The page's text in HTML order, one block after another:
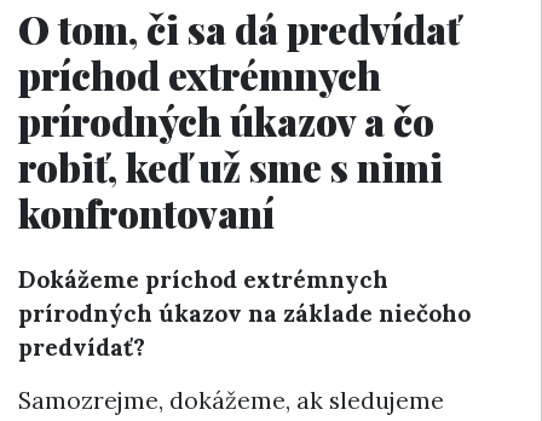
O tom, či sa dá predvídať
príchod extrémnych
prírodných úkazov a čo
robiť, keď už sme s nimi
konfrontovaní
Dokážeme príchod extrémnych
prírodných úkazov na základe niečoho
predvídať?
Samozrejme, dokážeme, ak sledujeme